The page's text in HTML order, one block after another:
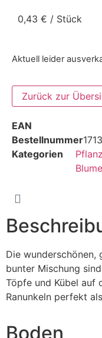
0,43 € / Stück
Aktuell leider
EAN
Bestellnummer
Kategorien
Die wunderschönen,
bunter Mischung
Töpfe und Kübel auf
Ranunkeln perfekt
Boden